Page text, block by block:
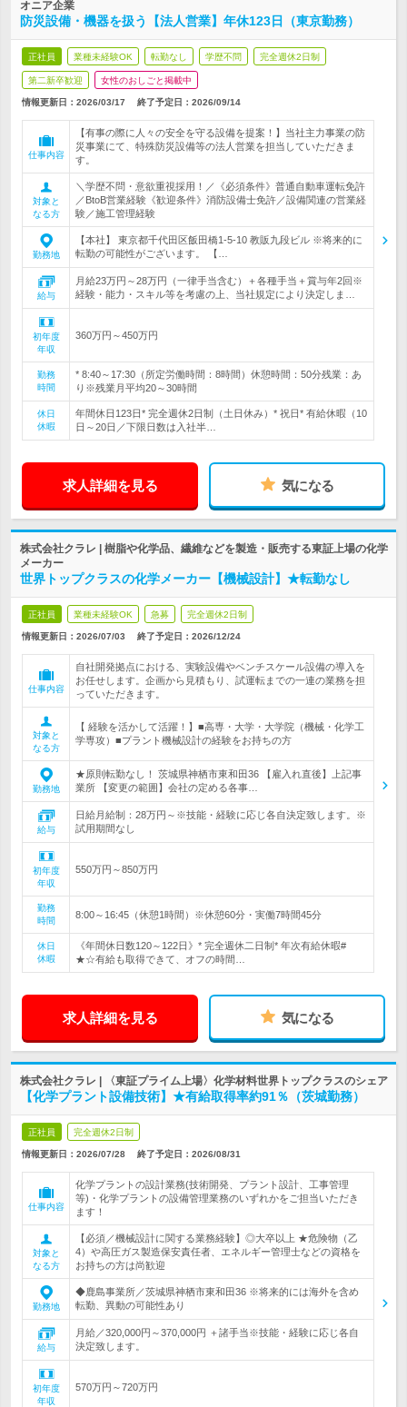
オニア企業
防災設備・機器を扱う【法人営業】年休123日（東京勤務）
正社員 業種未経験OK 転勤なし 学歴不問 完全週休2日制
第二新卒歓迎 女性のおしごと掲載中
情報更新日：2026/03/17 終了予定日： 2026/09/14
仕事内容
【有事の際に人々の安全を守る設備を提案！】当社主力事業の防
災事業にて、特殊防災設備等の法人営業を担当していただきま
す。
対象と
なる方
＼学歴不問・意欲重視採用！／《必須条件》普通自動車運転免許
／BtoB営業経験《歓迎条件》消防設備士免許／設備関連の営業経
験／施工管理経験
勤務地
【本社】 東京都千代田区飯田橋1-5-10 教販九段ビル ※将来的に
転勤の可能性がございます。 【…
給与
月給23万円～28万円（一律手当含む）＋各種手当＋賞与年2回※
経験・能力・スキル等を考慮の上、当社規定により決定しま…
初年度
年収
360万円～450万円
勤務
時間
* 8:40～17:30（所定労働時間：8時間）休憩時間：50分残業：あ
り※残業月平均20～30時間
休日
休暇
年間休日123日* 完全週休2日制（土日休み）* 祝日* 有給休暇（10
日～20日／下限日数は入社半…
求人詳細を見る 気になる
株式会社クラレ | 樹脂や化学品、繊維などを製造・販売する東証上場の化学
メーカー
世界トップクラスの化学メーカー【機械設計】★転勤なし
正社員 業種未経験OK 急募 完全週休2日制
情報更新日：2026/07/03 終了予定日： 2026/12/24
仕事内容
自社開発拠点における、実験設備やベンチスケール設備の導入を
お任せします。企画から見積もり、試運転までの一連の業務を担
っていただきます。
対象と
なる方
【 経験を活かして活躍！】■高専・大学・大学院（機械・化学工
学専攻）■プラント機械設計の経験をお持ちの方
勤務地
★原則転勤なし！ 茨城県神栖市東和田36 【雇入れ直後】上記事
業所 【変更の範囲】会社の定める各事…
給与
日給月給制：28万円～※技能・経験に応じ各自決定致します。※
試用期間なし
初年度
年収
550万円～850万円
勤務
時間
8:00～16:45（休憩1時間）※休憩60分・実働7時間45分
休日
休暇
《年間休日数120～122日》* 完全週休二日制* 年次有給休暇#
★☆有給も取得できて、オフの時間…
求人詳細を見る 気になる
株式会社クラレ | 〈東証プライム上場〉化学材料世界トップクラスのシェア
【化学プラント設備技術】★有給取得率約91％（茨城勤務）
正社員 完全週休2日制
情報更新日：2026/07/28 終了予定日： 2026/08/31
仕事内容
化学プラントの設計業務(技術開発、プラント設計、工事管理
等)・化学プラントの設備管理業務のいずれかをご担当いただき
ます！
対象と
なる方
【必須／機械設計に関する業務経験】◎大卒以上 ★危険物（乙
4）や高圧ガス製造保安責任者、エネルギー管理士などの資格を
お持ちの方は尚歓迎
勤務地
◆鹿島事業所／茨城県神栖市東和田36 ※将来的には海外を含め
転勤、異動の可能性あり
給与
月給／320,000円～370,000円 ＋諸手当※技能・経験に応じ各自
決定致します。
初年度
年収
570万円～720万円